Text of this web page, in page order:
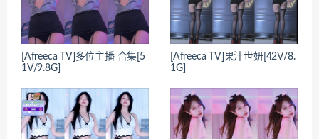
[Afreeca TV]多位主播 合集[5
1V/9.8G]
[Afreeca TV]果汁世妍[42V/8.
1G]